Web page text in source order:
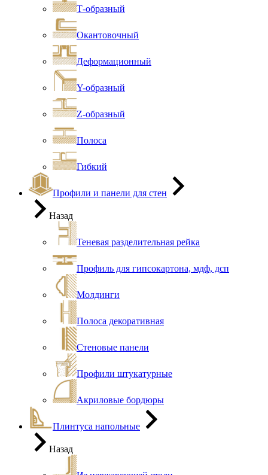
Т-образный
Окантовочный
Деформационный
Y-образный
Z-образный
Полоса
Гибкий
Профили и панели для стен
Назад
Теневая разделительная рейка
Профиль для гипсокартона, мдф, дсп
Молдинги
Полоса декоративная
Стеновые панели
Профили штукатурные
Акриловые бордюры
Плинтуса напольные
Назад